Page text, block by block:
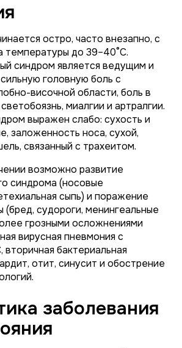
остро, часто внезапно, с
температуры до 39–40°C.
синдром является ведущим и
головную боль с
височной области, боль в
миалгии и артралгии.
выражен слабо: сухость и
заложенность носа, сухой,
связанный с трахеитом.
возможно развитие
синдрома (носовые
сыпь) и поражение
(бред, судороги, менингеальные
грозными осложнениями
вирусная пневмония с
бактериальная
отит, синусит и обострение
заболевания